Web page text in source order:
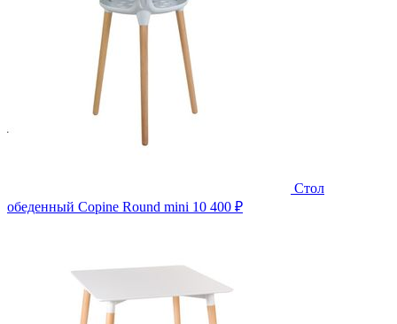
Стол
обеденный Copine Round mini 10 400 ₽